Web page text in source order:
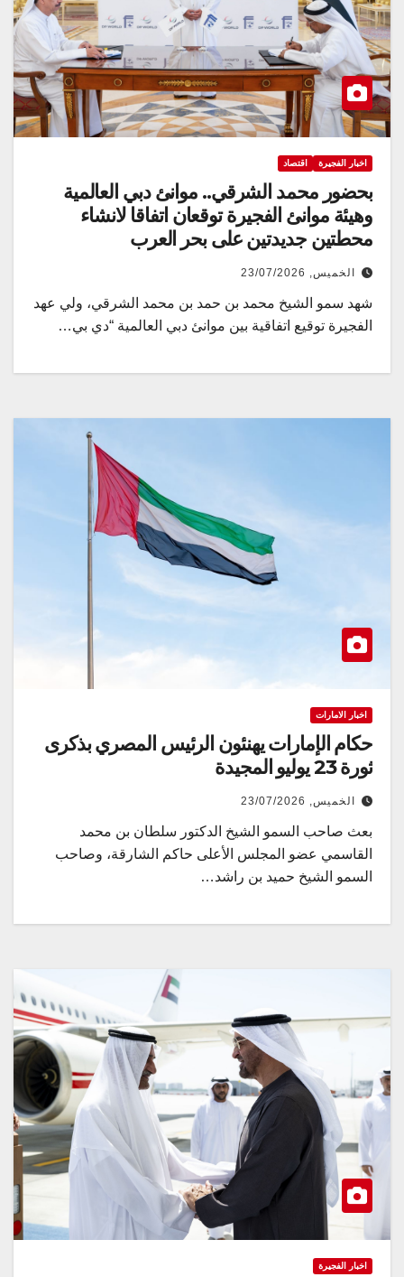
اخبار الفجيرة اقتصاد
بحضور محمد الشرقي.. موانئ دبي العالمية
وهيئة موانئ الفجيرة توقعان اتفاقا لانشاء
محطتين جديدتين على بحر العرب
الخميس, 23/07/2026
شهد سمو الشيخ محمد بن حمد بن محمد الشرقي، ولي عهد
الفجيرة توقيع اتفاقية بين موانئ دبي العالمية “دي بي…
اخبار الامارات
حكام الإمارات يهنئون الرئيس المصري بذكرى
ثورة 23 يوليو المجيدة
الخميس, 23/07/2026
بعث صاحب السمو الشيخ الدكتور سلطان بن محمد
القاسمي عضو المجلس الأعلى حاكم الشارقة، وصاحب
السمو الشيخ حميد بن راشد…
اخبار الفجيرة